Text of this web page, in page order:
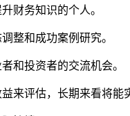
财务知识的个人。
整和成功案例研究。
和投资者的交流机会。
来评估，长期来看将能